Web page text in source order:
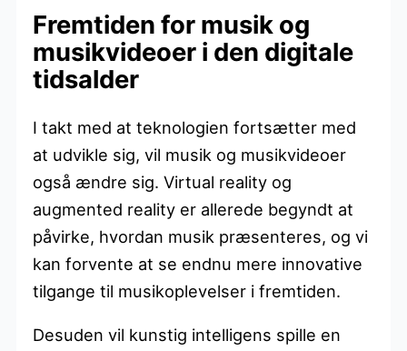
Fremtiden for musik og
musikvideoer i den digitale
tidsalder
I takt med at teknologien fortsætter med
at udvikle sig, vil musik og musikvideoer
også ændre sig. Virtual reality og
augmented reality er allerede begyndt at
påvirke, hvordan musik præsenteres, og vi
kan forvente at se endnu mere innovative
tilgange til musikoplevelser i fremtiden.
Desuden vil kunstig intelligens spille en